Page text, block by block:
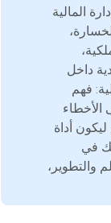
المالية
داخل
فهم
الأخطاء
أداة
في
والتطوير،